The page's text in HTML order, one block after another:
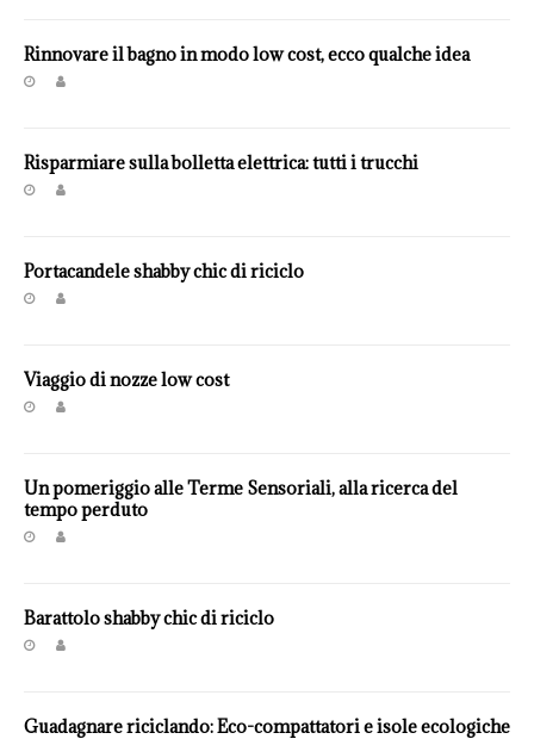
Rinnovare il bagno in modo low cost, ecco qualche idea
Risparmiare sulla bolletta elettrica: tutti i trucchi
Portacandele shabby chic di riciclo
Viaggio di nozze low cost
Un pomeriggio alle Terme Sensoriali, alla ricerca del
tempo perduto
Barattolo shabby chic di riciclo
Guadagnare riciclando: Eco-compattatori e isole ecologiche